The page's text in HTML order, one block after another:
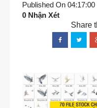
Published On 04:17:00
0 Nhận Xét